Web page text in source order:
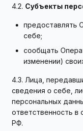
4.2. Субъекты
предоставлять
себе;
сообщать
изменении)
4.3. Лица,
сведения о себе,
персональных
ответственность в
РФ.